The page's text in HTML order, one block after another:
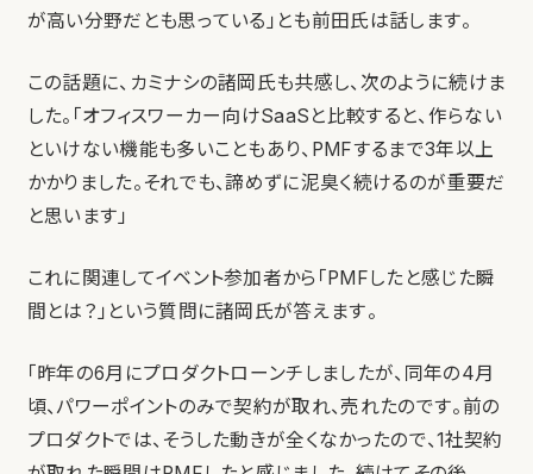
が高い分野だとも思っている」とも前田氏は話します。
この話題に、カミナシの諸岡氏も共感し、次のように続けま
した。「オフィスワーカー向けSaaSと比較すると、作らない
といけない機能も多いこともあり、PMFするまで3年以上
かかりました。それでも、諦めずに泥臭く続けるのが重要だ
と思います」
これに関連してイベント参加者から「PMFしたと感じた瞬
間とは？」という質問に諸岡氏が答えます。
「昨年の6月にプロダクトローンチしましたが、同年の4月
頃、パワーポイントのみで契約が取れ、売れたのです。前の
プロダクトでは、そうした動きが全くなかったので、1社契約